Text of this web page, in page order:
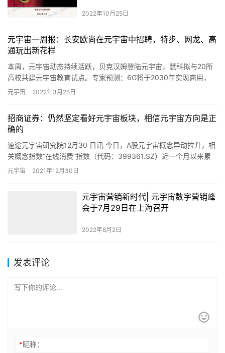
2022年10月25日
元宇宙一周报：长安欧尚在元宇宙中招聘，特步、网龙、高
通玩出新花样
本周，元宇宙动态持续活跃，贝克汉姆登陆元宇宙，慧科拟与20所
高校共建元宇宙教育试点。专家预测：6G将于2030年实现商用，
“元宇宙”助其加速落地。元宇宙的发展依旧火热。接下来，和速…
元宇宙 2022年3月25日
招商证券：仍然坚定看好元宇宙板块，相信元宇宙方向是正
确的
速途元宇宙研究院12月30 日讯 今日，A股元宇宙概念异动拉升，相
关概念指数“在线消费”指数（代码：399361.SZ）近一个月以来累
涨近8％。成分股方面，凯撒文化（002425….
元宇宙 2021年12月30日
元宇宙营销新时代| 元宇宙数字营销峰
会于7月29日在上海召开
2022年8月2日
发表评论
*昵称：